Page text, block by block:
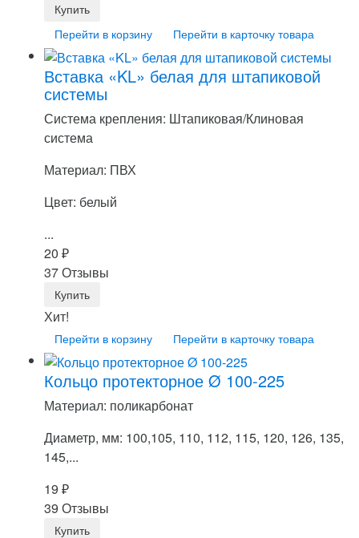
Перейти в корзину Перейти в карточку товара
Вставка «KL» белая для штапиковой
системы
Система крепления: Штапиковая/Клиновая
система
Материал: ПВХ
Цвет: белый
...
20 ₽
37 Отзывы
Хит!
Перейти в корзину Перейти в карточку товара
Кольцо протекторное Ø 100-225
Материал: поликарбонат
Диаметр, мм: 100,105, 110, 112, 115, 120, 126, 135,
145,...
19 ₽
39 Отзывы